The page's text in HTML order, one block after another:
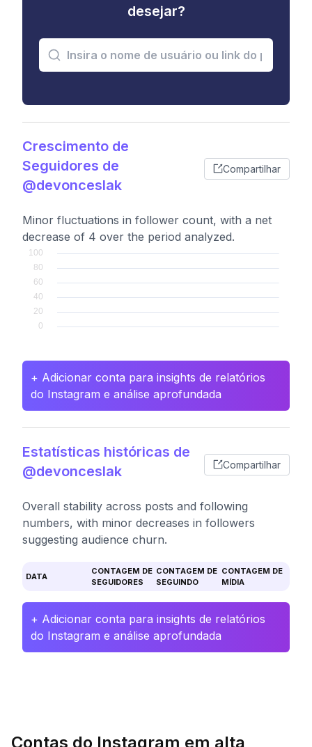
desejar?
Crescimento de
Seguidores de
@devonceslak
Compartilhar
Minor fluctuations in follower count, with a net
decrease of 4 over the period analyzed.
+ Adicionar conta para insights de relatórios
do Instagram e análise aprofundada
Estatísticas históricas de
@devonceslak
Compartilhar
Overall stability across posts and following
numbers, with minor decreases in followers
suggesting audience churn.
DATA
CONTAGEM DE
SEGUIDORES
CONTAGEM DE
SEGUINDO
CONTAGEM DE
MÍDIA
+ Adicionar conta para insights de relatórios
do Instagram e análise aprofundada
Contas do Instagram em alta